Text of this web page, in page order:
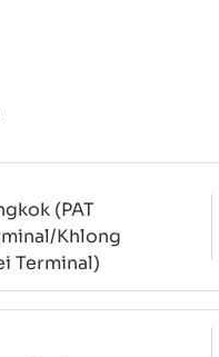
(PAT
Khlong
Terminal)